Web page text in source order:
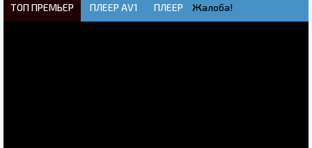
ТОП ПРЕМЬЕР ПЛЕЕР AV1 ПЛЕЕР Жалоба!